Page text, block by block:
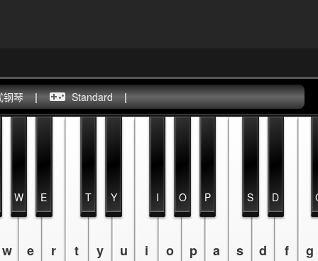
钢琴 | Standard |
w e r t y u i o p a s d f g
W E T Y I O P S D